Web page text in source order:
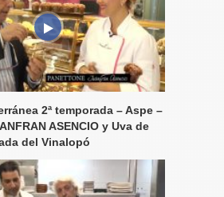
2ª temporada – Aspe –
ASENCIO y Uva de
del Vinalopó